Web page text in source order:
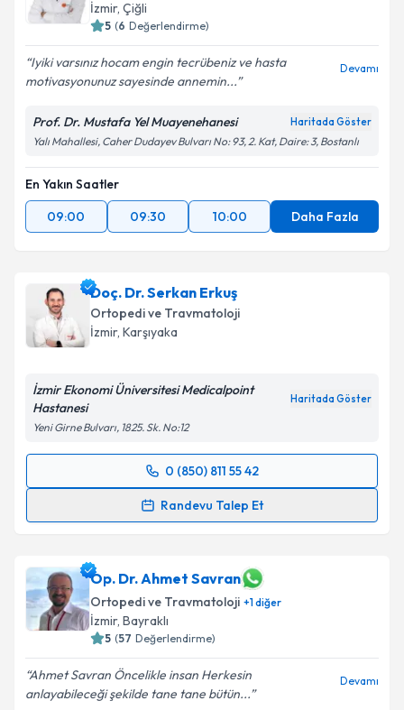
Kişisel verilerimin işlenmesine ilişkin
Aydınlatma
Metni'ni okudum ve kişisel verilerimin belirtilen
İzmir, Çiğli
5 (6 Değerlendirme)
Iyiki varsınız hocam engin tecrübeniz ve hasta
motivasyonunuz sayesinde annemin...
Devamı
Prof. Dr. Mustafa Yel Muayenehanesi Haritada Göster
Yalı Mahallesi, Caher Dudayev Bulvarı No: 93, 2. Kat, Daire: 3, Bostanlı
En Yakın Saatler
09:00
09:30 10:00 Daha Fazla
Doç. Dr. Serkan Erkuş
Ortopedi ve Travmatoloji
İzmir, Karşıyaka
İzmir Ekonomi Üniversitesi Medicalpoint
Hastanesi
Haritada Göster
Yeni Girne Bulvarı, 1825. Sk. No:12
0 (850) 811 55 42
Randevu Talep Et
Randevu Takvimi Talebi
takvim hazırlandığında e-posta ile bilgilendireceğiz.
E-posta Adresiniz
Kişisel verilerimin işlenmesine ilişkin
Op. Dr. Ahmet Savran
Ortopedi ve Travmatoloji +1diğer
İzmir, Bayraklı
5 (57 Değerlendirme)
Ahmet Savran Öncelikle insan Herkesin
anlayabileceği şekilde tane tane bütün...
Devamı